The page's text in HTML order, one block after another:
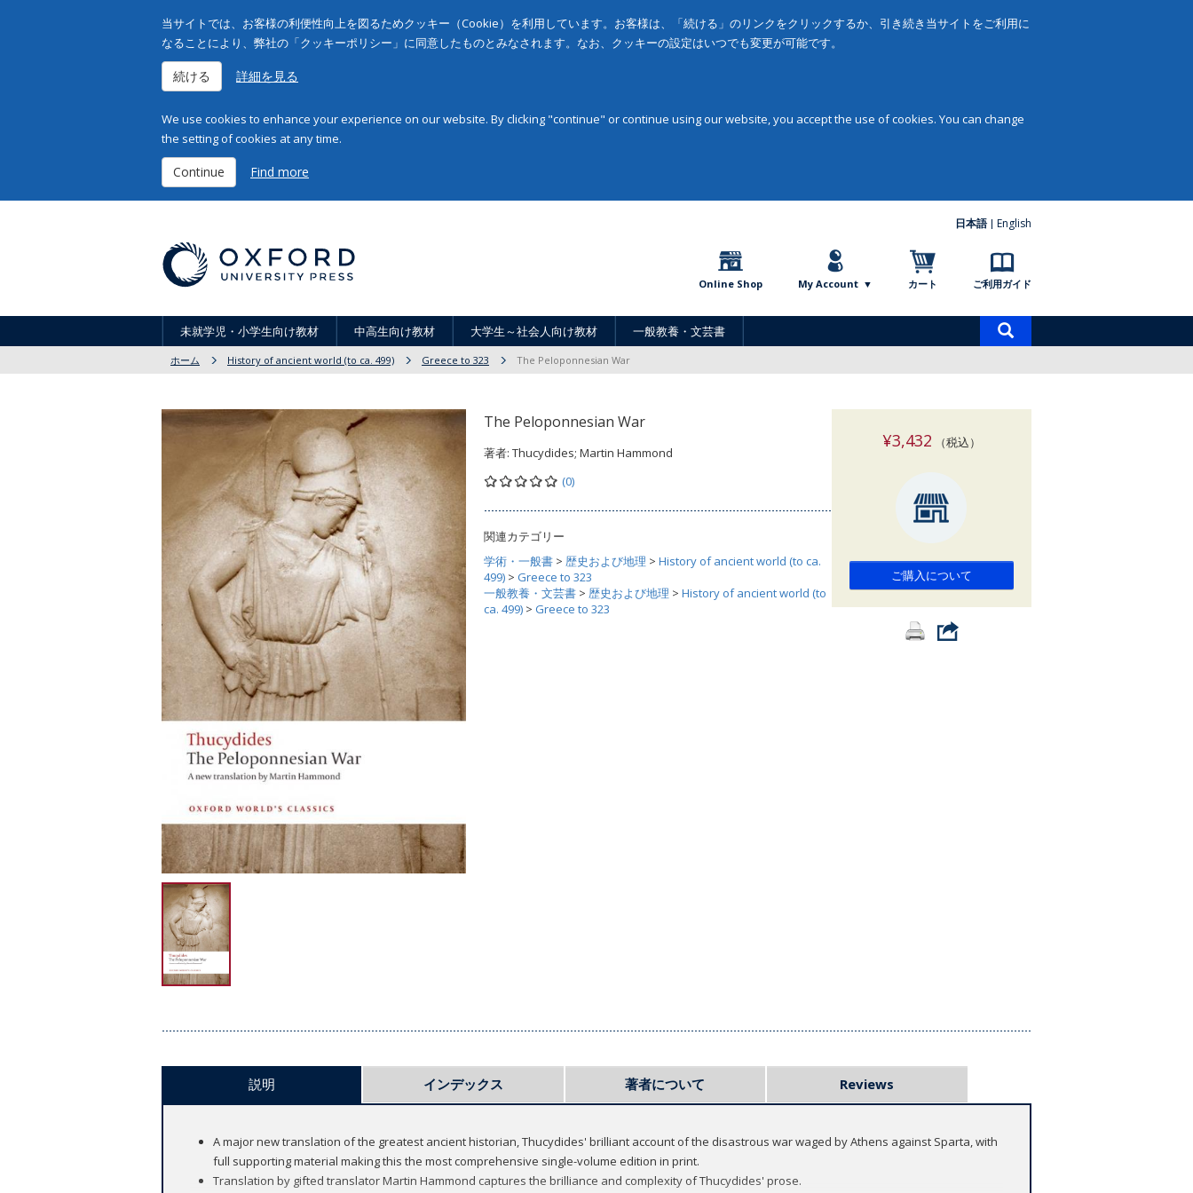
当サイトでは、お客様の利便性向上を図るためクッキー（Cookie）を利用しています。お客様は、「続ける」のリンクをクリックするか、引き続き当サイトをご利用に
なることにより、弊社の「クッキーポリシー」に同意したものとみなされます。なお、クッキーの設定はいつでも変更が可能です。
続ける 詳細を見る
We use cookies to enhance your experience on our website. By clicking "continue" or continue using our website, you accept the use of cookies. You can change
the setting of cookies at any time.
Continue Find more
日本語 English
Online Shop My Account カート ご利用ガイド
未就学児・小学生向け教材 中高生向け教材 大学生～社会人向け教材 一般教養・文芸書
索
ホーム History of ancient world (to ca. 499) Greece to 323 The Peloponnesian War
The Peloponnesian War
著者: Thucydides; Martin Hammond
(0)
関連カテゴリー
学術・一般書 > 歴史および地理 > History of ancient world (to ca.
499) > Greece to 323
一般教養・文芸書 > 歴史および地理 > History of ancient world (to
ca. 499) > Greece to 323
¥3,432 （税込）
ご購入について
説明 インデックス 著者について Reviews
A major new translation of the greatest ancient historian, Thucydides' brilliant account of the disastrous war waged by Athens against Sparta, with
full supporting material making this the most comprehensive single-volume edition in print.
Translation by gifted translator Martin Hammond captures the brilliance and complexity of Thucydides' prose.